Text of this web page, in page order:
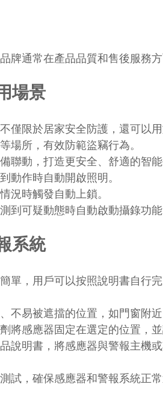
牌通常在產品品質和售後服務方
場景
僅限於居家安全防護，還可以用
場所，有效防範盜竊行為。
聯動，打造更安全、舒適的智
動作時自動開啟照明。
況時觸發自動上鎖。
到可疑動態時自動啟動攝錄功能
系統
單，用戶可以按照說明書自行
不易被遮擋的位置，如門窗附近
將感應器固定在選定的位置，並
品說明書，將感應器與警報主機
試，確保感應器和警報系統正常